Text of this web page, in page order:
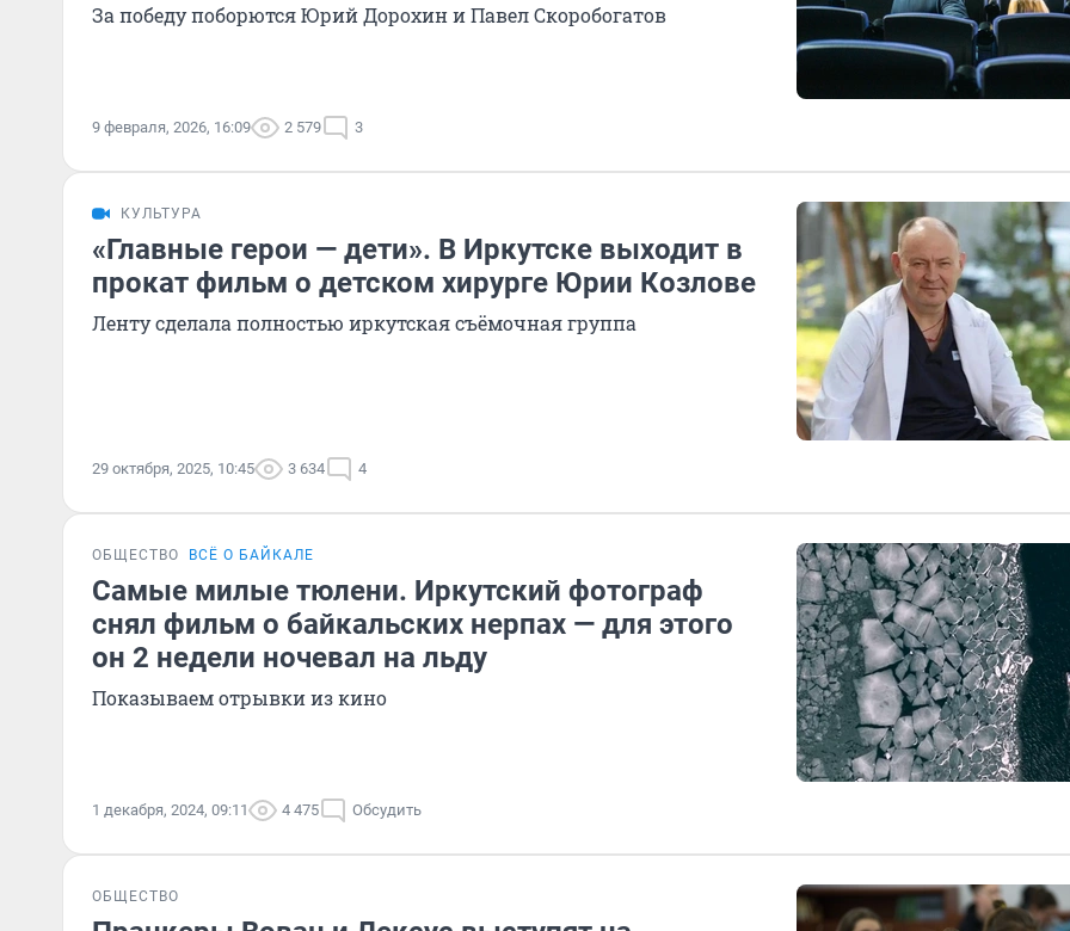
За победу поборются Юрий Дорохин и Павел Скоробогатов
9 февраля, 2026, 16:09 2 579 3
КУЛЬТУРА
«Главные герои — дети». В Иркутске выходит в
прокат фильм о детском хирурге Юрии Козлове
Ленту сделала полностью иркутская съёмочная группа
29 октября, 2025, 10:45 3 634 4
ОБЩЕСТВО ВСЁ О БАЙКАЛЕ
Самые милые тюлени. Иркутский фотограф
снял фильм о байкальских нерпах — для этого
он 2 недели ночевал на льду
Показываем отрывки из кино
1 декабря, 2024, 09:11 4 475 Обсудить
ОБЩЕСТВО